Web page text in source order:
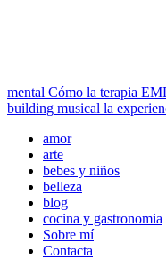
mental Cómo la terapia
building musical la
Menú
principal
amor
arte
bebes y niños
belleza
blog
cocina y gastronomia
Sobre mí
Contacta